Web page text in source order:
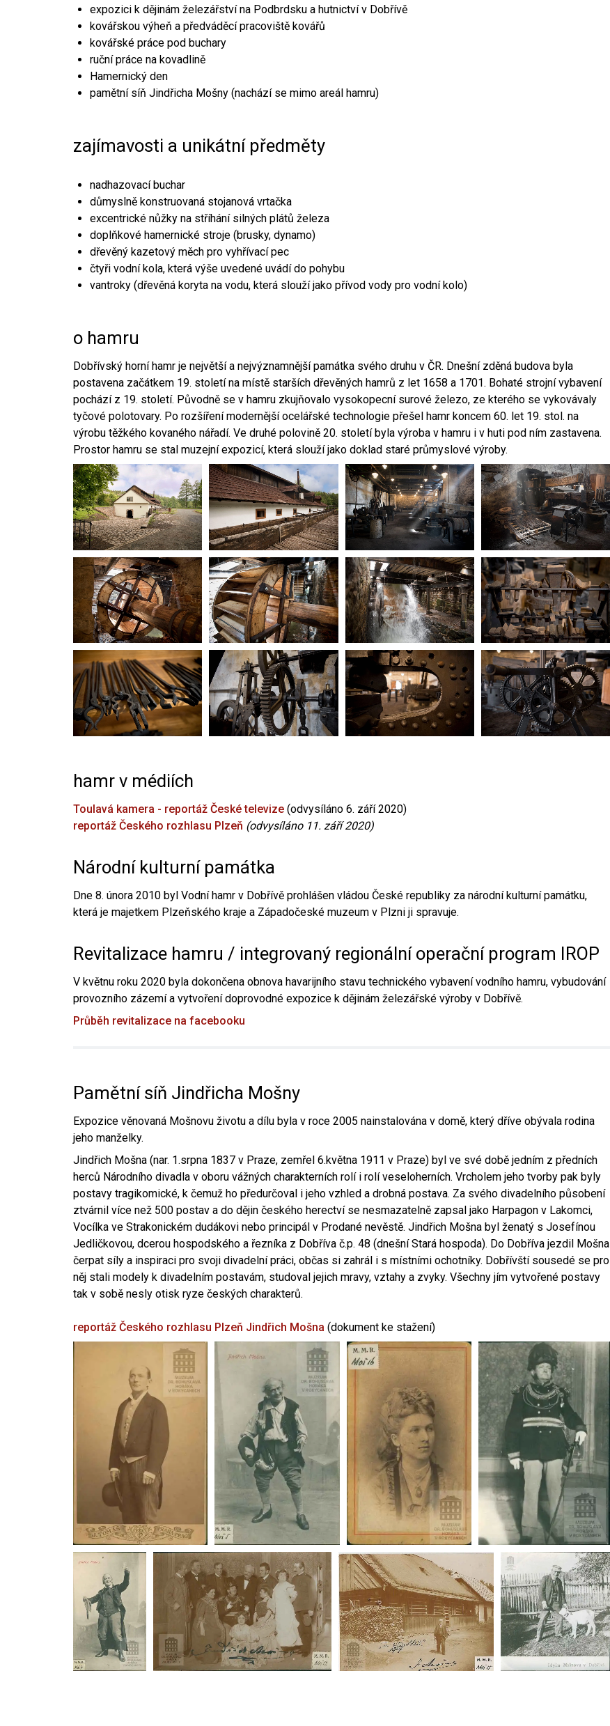
expozici k dějinám železářství na Podbrdsku a hutnictví v Dobřívě
kovářskou výheň a předváděcí pracoviště kovářů
kovářské práce pod buchary
ruční práce na kovadlině
Hamernický den
pamětní síň Jindřicha Mošny (nachází se mimo areál hamru)
zajímavosti a unikátní předměty
nadhazovací buchar
důmyslně konstruovaná stojanová vrtačka
excentrické nůžky na stříhání silných plátů železa
doplňkové hamernické stroje (brusky, dynamo)
dřevěný kazetový měch pro vyhřívací pec
čtyři vodní kola, která výše uvedené uvádí do pohybu
vantroky (dřevěná koryta na vodu, která slouží jako přívod vody pro vodní kolo)
o hamru
Dobřívský horní hamr je největší a nejvýznamnější památka svého druhu v ČR. Dnešní zděná budova byla
postavena začátkem 19. století na místě starších dřevěných hamrů z let 1658 a 1701. Bohaté strojní vybavení
pochází z 19. století. Původně se v hamru zkujňovalo vysokopecní surové železo, ze kterého se vykovávaly
tyčové polotovary. Po rozšíření modernější ocelářské technologie přešel hamr koncem 60. let 19. stol. na
výrobu těžkého kovaného nářadí. Ve druhé polovině 20. století byla výroba v hamru i v huti pod ním zastavena.
Prostor hamru se stal muzejní expozicí, která slouží jako doklad staré průmyslové výroby.
hamr v médiích
Toulavá kamera - reportáž České televize (odvysíláno 6. září 2020)
reportáž Českého rozhlasu Plzeň (odvysíláno 11. září 2020)
Národní kulturní památka
Dne 8. února 2010 byl Vodní hamr v Dobřívě prohlášen vládou České republiky za národní kulturní památku,
která je majetkem Plzeňského kraje a Západočeské muzeum v Plzni ji spravuje.
Revitalizace hamru / integrovaný regionální operační program IROP
V květnu roku 2020 byla dokončena obnova havarijního stavu technického vybavení vodního hamru, vybudování
provozního zázemí a vytvoření doprovodné expozice k dějinám železářské výroby v Dobřívě.
Průběh revitalizace na facebooku
Pamětní síň Jindřicha Mošny
Expozice věnovaná Mošnovu životu a dílu byla v roce 2005 nainstalována v domě, který dříve obývala rodina
jeho manželky.
Jindřich Mošna (nar. 1.srpna 1837 v Praze, zemřel 6.května 1911 v Praze) byl ve své době jedním z předních
herců Národního divadla v oboru vážných charakterních rolí i rolí veseloherních. Vrcholem jeho tvorby pak byly
postavy tragikomické, k čemuž ho předurčoval i jeho vzhled a drobná postava. Za svého divadelního působení
ztvárnil více než 500 postav a do dějin českého herectví se nesmazatelně zapsal jako Harpagon v Lakomci,
Vocílka ve Strakonickém dudákovi nebo principál v Prodané nevěstě. Jindřich Mošna byl ženatý s Josefínou
Jedličkovou, dcerou hospodského a řezníka z Dobříva č.p. 48 (dnešní Stará hospoda). Do Dobříva jezdil Mošna
čerpat síly a inspiraci pro svoji divadelní práci, občas si zahrál i s místními ochotníky. Dobřívští sousedé se pro
něj stali modely k divadelním postavám, studoval jejich mravy, vztahy a zvyky. Všechny jím vytvořené postavy
tak v sobě nesly otisk ryze českých charakterů.
reportáž Českého rozhlasu Plzeň Jindřich Mošna (dokument ke stažení)